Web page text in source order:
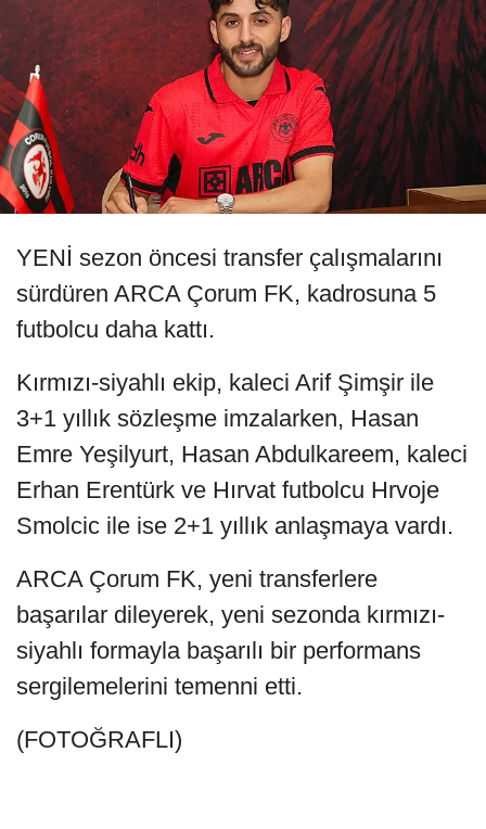
YENİ sezon öncesi transfer çalışmalarını
sürdüren ARCA Çorum FK, kadrosuna 5
futbolcu daha kattı.
Kırmızı-siyahlı ekip, kaleci Arif Şimşir ile
3+1 yıllık sözleşme imzalarken, Hasan
Emre Yeşilyurt, Hasan Abdulkareem, kaleci
Erhan Erentürk ve Hırvat futbolcu Hrvoje
Smolcic ile ise 2+1 yıllık anlaşmaya vardı.
ARCA Çorum FK, yeni transferlere
başarılar dileyerek, yeni sezonda kırmızı-
siyahlı formayla başarılı bir performans
sergilemelerini temenni etti.
(FOTOĞRAFLI)